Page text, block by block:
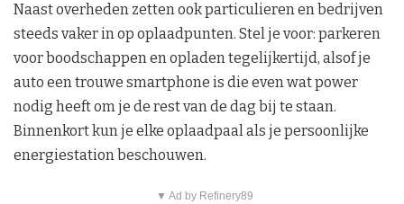
Naast overheden zetten ook particulieren en bedrijven
steeds vaker in op oplaadpunten. Stel je voor: parkeren
voor boodschappen en opladen tegelijkertijd, alsof je
auto een trouwe smartphone is die even wat power
nodig heeft om je de rest van de dag bij te staan.
Binnenkort kun je elke oplaadpaal als je persoonlijke
energiestation beschouwen.
▼ Ad by Refinery89